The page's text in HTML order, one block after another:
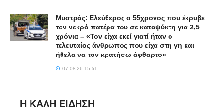
Μυστράς: Ελεύθερος ο 55χρονος που έκρυβε
τον νεκρό πατέρα του σε καταψύκτη για 2,5
χρόνια – «Τον είχα εκεί γιατί ήταν ο
τελευταίος άνθρωπος που είχα στη γη και
ήθελα να τον κρατήσω άφθαρτο»
07-08-26 15:51
Η ΚΑΛΗ ΕΙΔΗΣΗ